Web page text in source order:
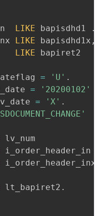
LIKE bapisdhd1
.
LIKE bapisdhd1x ,
LIKE bapiret2
= 'U' .
= '20200102'
= 'X' .
lv_num
i_order_header_in
i_order_header_inx
lt_bapiret2 .